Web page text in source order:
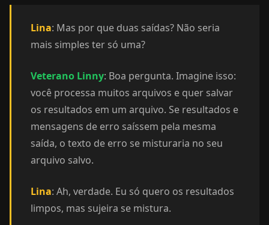
Lina: Mas por que duas saídas? Não seria
mais simples ter só uma?
Veterano Linny: Boa pergunta. Imagine isso:
você processa muitos arquivos e quer salvar
os resultados em um arquivo. Se resultados e
mensagens de erro saíssem pela mesma
saída, o texto de erro se misturaria no seu
arquivo salvo.
Lina: Ah, verdade. Eu só quero os resultados
limpos, mas sujeira se mistura.